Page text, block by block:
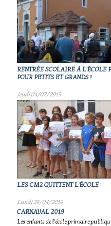
RENTRÉE SCOLAIRE À L'ÉCOLE
POUR PETITS ET GRANDS !
Jeudi 04/07/2019
LES CM2 QUITTENT L'ÉCOLE
Lundi 29/04/2019
CARNAVAL 2019
Les enfants de l'école primaire